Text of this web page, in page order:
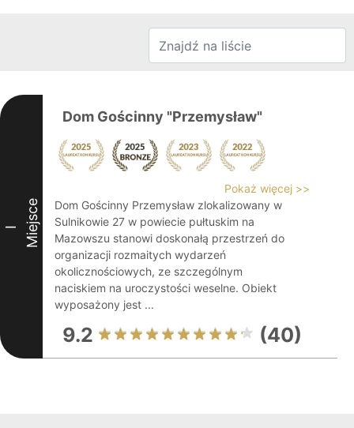
I Miejsce
Dom Gościnny "Przemysław"
Pokaż więcej >>
Dom Gościnny Przemysław zlokalizowany w
Sulnikowie 27 w powiecie pułtuskim na
Mazowszu stanowi doskonałą przestrzeń do
organizacji rozmaitych wydarzeń
okolicznościowych, ze szczególnym
naciskiem na uroczystości weselne. Obiekt
wyposażony jest ...
9.2 (40)